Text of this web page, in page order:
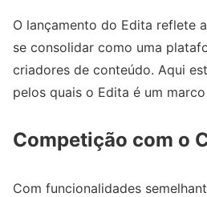
O lançamento do Edita reflete
se consolidar como uma
criadores de conteúdo. Aqui
pelos quais o Edita é um
Competição com o
Com funcionalidades